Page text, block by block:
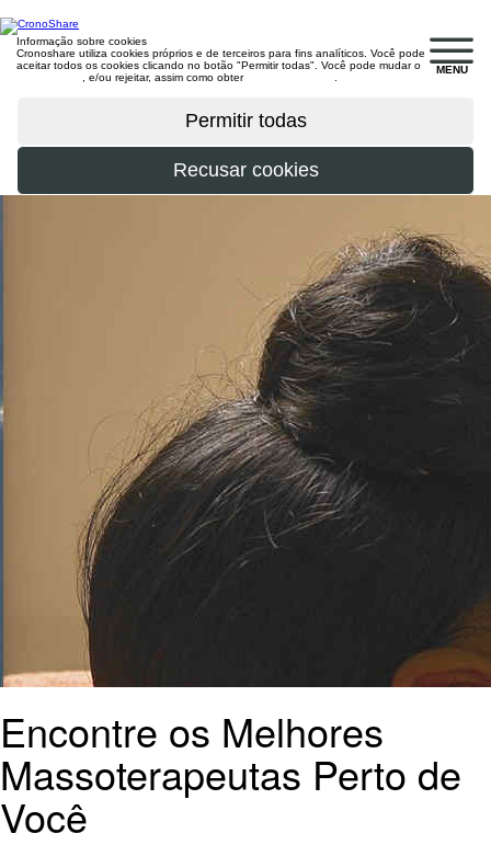
MENU
Informação sobre cookies
Cronoshare utiliza cookies próprios e de terceiros para fins analíticos. Você pode
aceitar todos os cookies clicando no botão "Permitir todas". Você pode mudar o
, e/ou rejeitar, assim como obter
Encontre os Melhores
Massoterapeutas Perto de
Você